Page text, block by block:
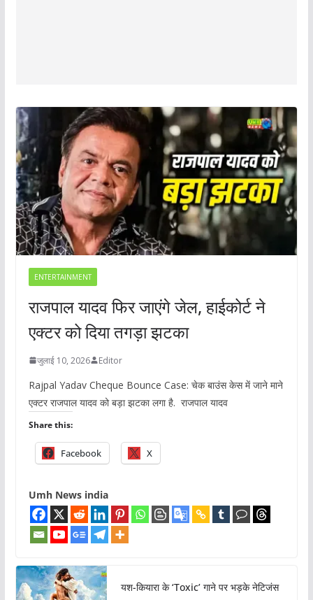
ENTERTAINMENT
राजपाल यादव फिर जाएंगे जेल, हाईकोर्ट ने
एक्टर को दिया तगड़ा झटका
जुलाई 10, 2026 Editor
Rajpal Yadav Cheque Bounce Case: चेक बाउंस केस में जाने माने
एक्टर राजपाल यादव को बड़ा झटका लगा है. राजपाल यादव
Share this:
Facebook X
Umh News india
यश-कियारा के ‘Toxic’ गाने पर भड़के नेटिजंस